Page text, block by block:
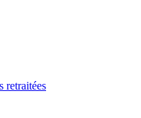
retraitées